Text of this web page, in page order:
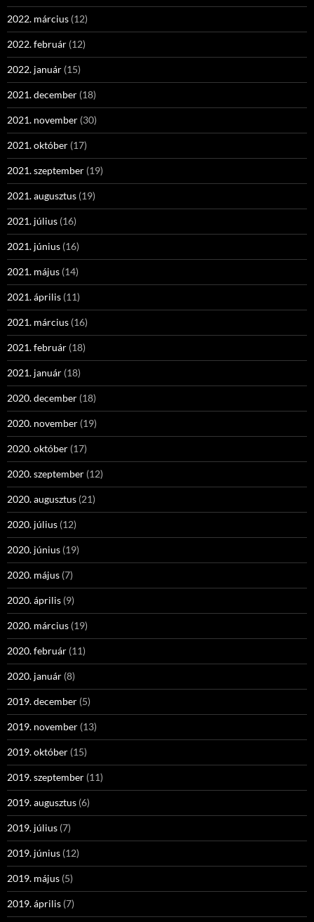
2022. március (12)
2022. február (12)
2022. január (15)
2021. december (18)
2021. november (30)
2021. október (17)
2021. szeptember (19)
2021. augusztus (19)
2021. július (16)
2021. június (16)
2021. május (14)
2021. április (11)
2021. március (16)
2021. február (18)
2021. január (18)
2020. december (18)
2020. november (19)
2020. október (17)
2020. szeptember (12)
2020. augusztus (21)
2020. július (12)
2020. június (19)
2020. május (7)
2020. április (9)
2020. március (19)
2020. február (11)
2020. január (8)
2019. december (5)
2019. november (13)
2019. október (15)
2019. szeptember (11)
2019. augusztus (6)
2019. július (7)
2019. június (12)
2019. május (5)
2019. április (7)